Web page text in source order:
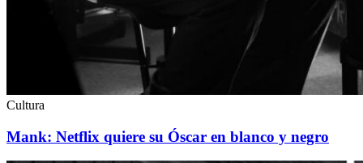
Cultura
Mank: Netflix quiere su Óscar en blanco y negro